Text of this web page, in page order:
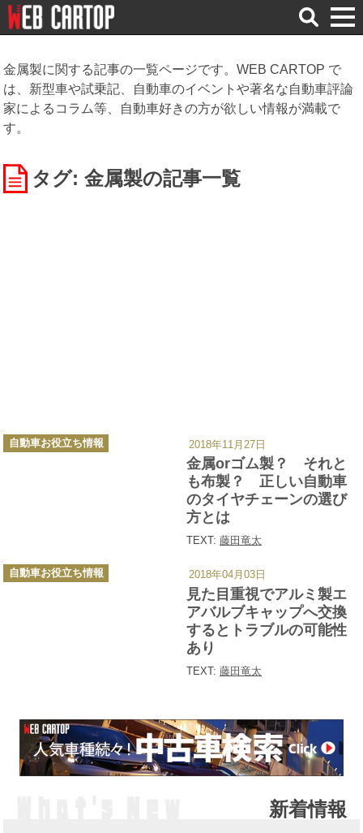
検
索
金属製に関する記事の一覧ページです。WEB CARTOP で
は、新型車や試乗記、自動車のイベントや著名な自動車評論
家によるコラム等、自動車好きの方が欲しい情報が満載で
す。
タグ: 金属製の記事一覧
金属orゴム製？ それと
も布製？ 正しい自動車
のタイヤチェーンの選び
方とは
TEXT: 藤田竜太
カ
テ
自動車お役立ち情報 2018年11月27日
見た目重視でアルミ製エ
アバルブキャップへ交換
するとトラブルの可能性
あり
TEXT: 藤田竜太
カ
テ
自動車お役立ち情報 2018年04月03日
新着情報